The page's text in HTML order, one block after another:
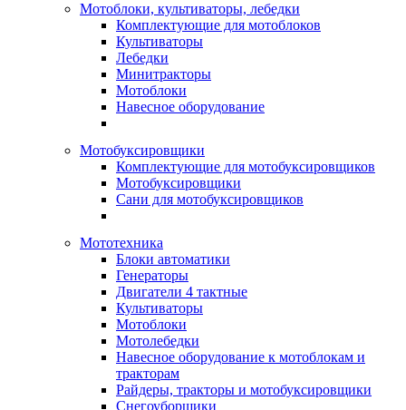
Мотоблоки, культиваторы, лебедки
Комплектующие для мотоблоков
Культиваторы
Лебедки
Минитракторы
Мотоблоки
Навесное оборудование
Мотобуксировщики
Комплектующие для мотобуксировщиков
Мотобуксировщики
Сани для мотобуксировщиков
Мототехника
Блоки автоматики
Генераторы
Двигатели 4 тактные
Культиваторы
Мотоблоки
Мотолебедки
Навесное оборудование к мотоблокам и
тракторам
Райдеры, тракторы и мотобуксировщики
Снегоуборщики